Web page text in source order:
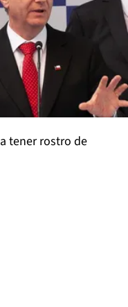
tener rostro de